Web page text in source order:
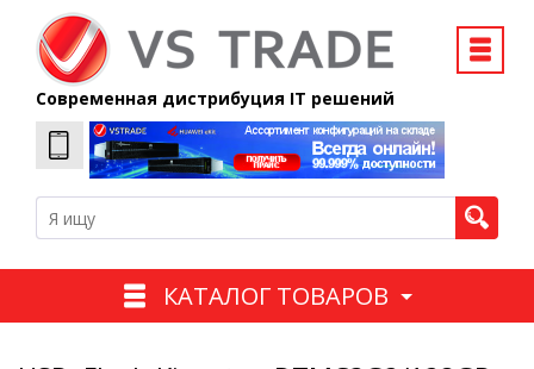
Современная дистрибуция IT решений
КАТАЛОГ ТОВАРОВ